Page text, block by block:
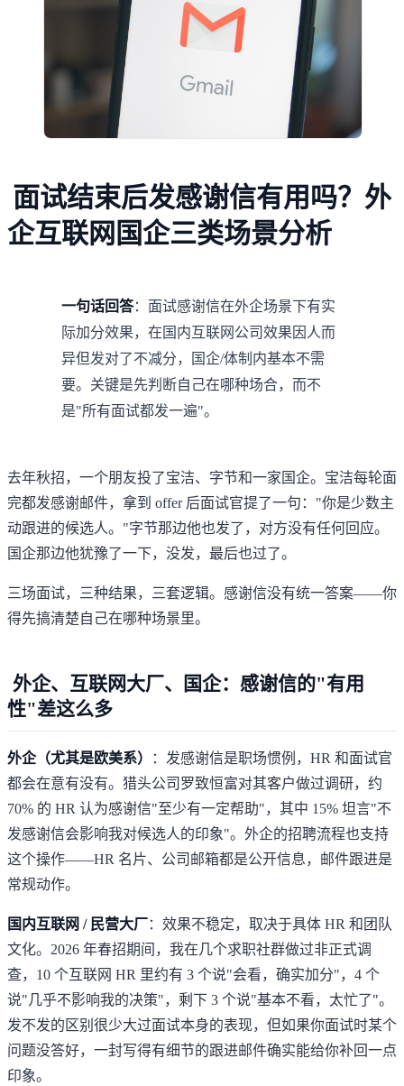
面试结束后发感谢信有用吗？外
企互联网国企三类场景分析
一句话回答：面试感谢信在外企场景下有实
际加分效果，在国内互联网公司效果因人而
异但发对了不减分，国企/体制内基本不需
要。关键是先判断自己在哪种场合，而不
是"所有面试都发一遍"。
去年秋招，一个朋友投了宝洁、字节和一家国企。宝洁每轮面
完都发感谢邮件，拿到 offer 后面试官提了一句："你是少数主
动跟进的候选人。"字节那边他也发了，对方没有任何回应。
国企那边他犹豫了一下，没发，最后也过了。
三场面试，三种结果，三套逻辑。感谢信没有统一答案——你
得先搞清楚自己在哪种场景里。
外企、互联网大厂、国企：感谢信的"有用
性"差这么多
外企（尤其是欧美系）
：发感谢信是职场惯例，HR 和面试官
都会在意有没有。猎头公司罗致恒富对其客户做过调研，约
70% 的 HR 认为感谢信"至少有一定帮助"，其中 15% 坦言"不
发感谢信会影响我对候选人的印象"。外企的招聘流程也支持
这个操作——HR 名片、公司邮箱都是公开信息，邮件跟进是
常规动作。
国内互联网 / 民营大厂：效果不稳定，取决于具体 HR 和团队
文化。2026 年春招期间，我在几个求职社群做过非正式调
查，10 个互联网 HR 里约有 3 个说"会看，确实加分"，4 个
说"几乎不影响我的决策"，剩下 3 个说"基本不看，太忙了"。
发不发的区别很少大过面试本身的表现，但如果你面试时某个
问题没答好，一封写得有细节的跟进邮件确实能给你补回一点
印象。